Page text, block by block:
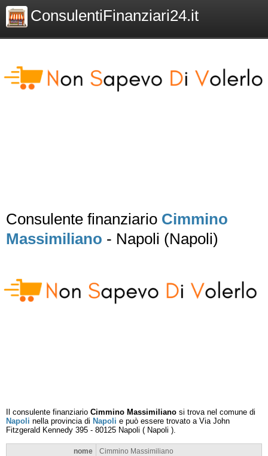
ConsulentiFinanziari24.it
Consulente finanziario Cimmino
Massimiliano - Napoli (Napoli)
Il consulente finanziario Cimmino Massimiliano si trova nel comune di
Napoli nella provincia di Napoli e può essere trovato a Via John
Fitzgerald Kennedy 395 - 80125 Napoli ( Napoli ).
nome
Cimmino Massimiliano